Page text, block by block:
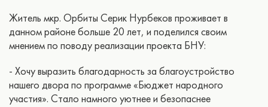
Житель мкр. Орбиты Серик Нурбеков проживает в
данном районе больше 20 лет, и поделился своим
мнением по поводу реализации проекта БНУ:
- Хочу выразить благодарность за благоустройство
нашего двора по программе «Бюджет народного
участия». Стало намного уютнее и безопаснее